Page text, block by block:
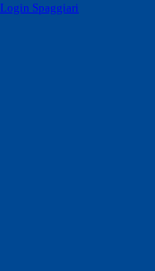
Login Spaggiari